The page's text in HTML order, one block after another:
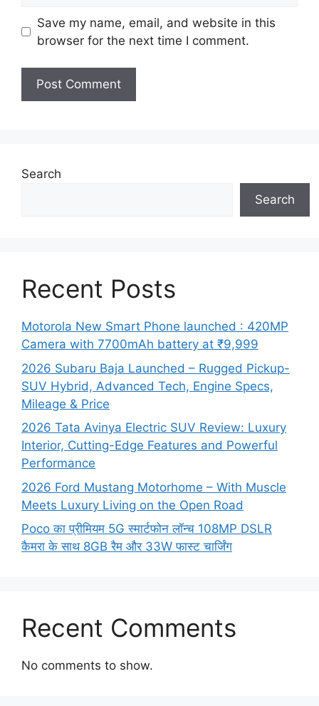
Save my name, email, and website in this
browser for the next time I comment.
Search
Search
Recent Posts
Motorola New Smart Phone launched : 420MP
Camera with 7700mAh battery at ₹9,999
2026 Subaru Baja Launched – Rugged Pickup-
SUV Hybrid, Advanced Tech, Engine Specs,
Mileage & Price
2026 Tata Avinya Electric SUV Review: Luxury
Interior, Cutting-Edge Features and Powerful
Performance
2026 Ford Mustang Motorhome – With Muscle
Meets Luxury Living on the Open Road
Poco का प्रीमियम 5G स्मार्टफोन लॉन्च 108MP DSLR
कैमरा के साथ 8GB रैम और 33W फास्ट चार्जिंग
Recent Comments
No comments to show.